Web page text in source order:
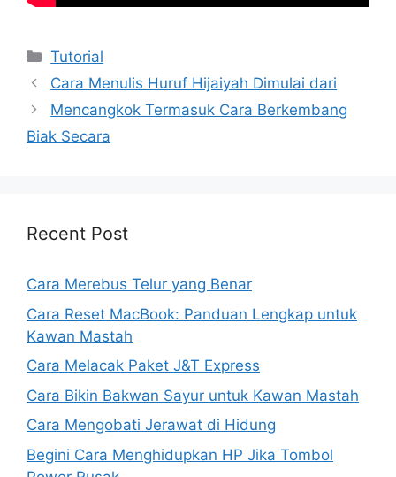
Kategori
Tutorial
Cara Menulis Huruf Hijaiyah Dimulai dari
Mencangkok Termasuk Cara Berkembang
Biak Secara
Recent Post
Cara Merebus Telur yang Benar
Cara Reset MacBook: Panduan Lengkap untuk
Kawan Mastah
Cara Melacak Paket J&T Express
Cara Bikin Bakwan Sayur untuk Kawan Mastah
Cara Mengobati Jerawat di Hidung
Begini Cara Menghidupkan HP Jika Tombol